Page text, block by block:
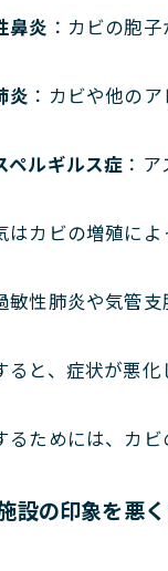
鼻炎 ：カビの胞
炎 ：カビや他の
ペルギルス症 ：
はカビの増殖によ
敏性肺炎や気管
ると、症状が悪化
ためには、カビ
設の印象を悪